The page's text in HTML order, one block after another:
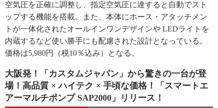
空気圧を正確に調整し、指定空気圧に達すると自動でスト
ップする機能を搭載。また、本体にホース・アタッチメン
トが一体化されたオールインワンデザインや LEDライトを
内蔵するなど使い勝手にも配慮された設計となっている。
価格は5,980円（税10％込み）となる。
大阪発！「カスタムジャパン」から驚きの一台が登
場！高品質 × ハイテク × 手頃な価格！「スマートエ
アーマルチポンプ SAP2000」リリース！